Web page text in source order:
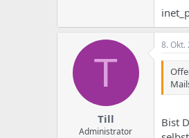
T
Till
Administrator
8. Okt.
Bist